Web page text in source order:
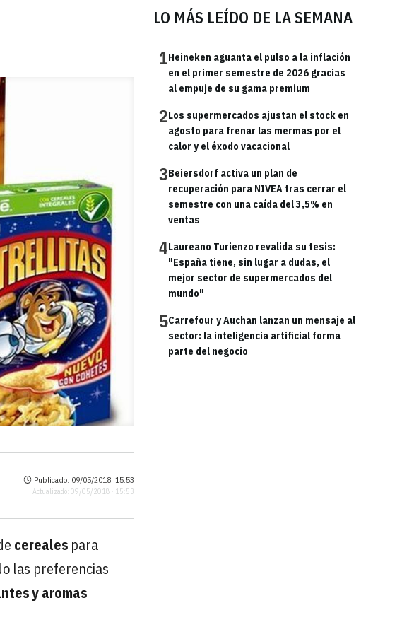
LO MÁS LEÍDO DE LA SEMANA
1Heineken aguanta el pulso a la inflación
en el primer semestre de 2026 gracias
al empuje de su gama premium
2Los supermercados ajustan el stock en
agosto para frenar las mermas por el
calor y el éxodo vacacional
3Beiersdorf activa un plan de
recuperación para NIVEA tras cerrar el
semestre con una caída del 3,5% en
ventas
4Laureano Turienzo revalida su tesis:
"España tiene, sin lugar a dudas, el
mejor sector de supermercados del
mundo"
5Carrefour y Auchan lanzan un mensaje al
sector: la inteligencia artificial forma
parte del negocio
Publicado: 09/05/2018 ·15:53
Actualizado: 09/05/2018 · 15:53
cereales para
las preferencias
y aromas